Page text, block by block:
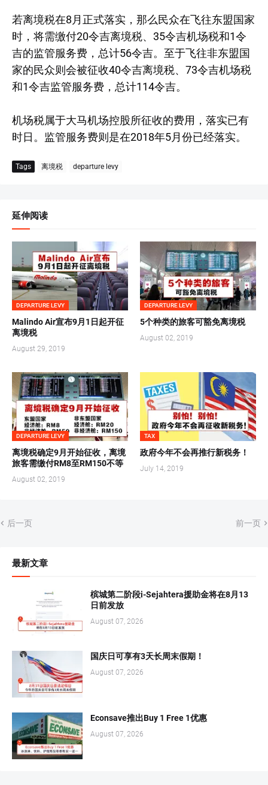
若离境税在8月正式落实，那么民众在飞往东盟国家
时，将需缴付20令吉离境税、35令吉机场税和1令
吉的监管服务费，总计56令吉。至于飞往非东盟国
家的民众则会被征收40令吉离境税、73令吉机场税
和1令吉监管服务费，总计114令吉。
机场税属于大马机场控股所征收的费用，落实已有
时日。监管服务费则是在2018年5月份已经落实。
Tags 离境税 departure levy
延伸阅读
DEPARTURE LEVY
Malindo Air宣布9月1日起开征
离境税
August 29, 2019
DEPARTURE LEVY
5个种类的旅客可豁免离境税
August 02, 2019
DEPARTURE LEVY
离境税确定9月开始征收，离境
旅客需缴付RM8至RM150不等
August 02, 2019
TAX
政府今年不会再推行新税务！
July 14, 2019
后一页 前一页
最新文章
槟城第二阶段i-Sejahtera援助金将在8月13
日前发放
August 07, 2026
国庆日可享有3天长周末假期！
August 07, 2026
Econsave推出Buy 1 Free 1优惠
August 07, 2026